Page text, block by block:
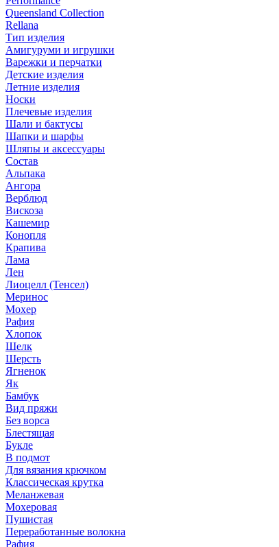
Queensland Collection
Rellana
Тип изделия
Амигуруми и игрушки
Варежки и перчатки
Детские изделия
Летние изделия
Носки
Плечевые изделия
Шали и бактусы
Шапки и шарфы
Шляпы и аксессуары
Состав
Альпака
Ангора
Верблюд
Вискоза
Кашемир
Конопля
Крапива
Лама
Лен
Лиоцелл (Тенсел)
Меринос
Мохер
Рафия
Хлопок
Шелк
Шерсть
Ягненок
Як
Бамбук
Вид пряжи
Без ворса
Блестящая
Букле
В подмот
Для вязания крючком
Классическая крутка
Меланжевая
Мохеровая
Пушистая
Переработанные волокна
Рафия